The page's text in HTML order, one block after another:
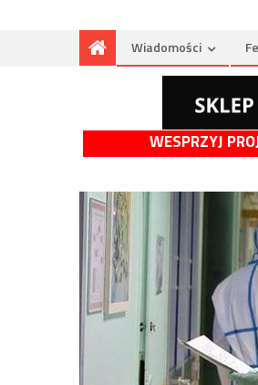
Wiadomości
WESPRZYJ